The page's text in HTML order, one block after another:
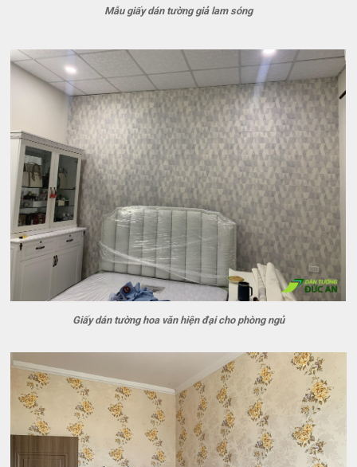
Mẫu giấy dán tường giả lam sóng
Giấy dán tường hoa văn hiện đại cho phòng ngủ